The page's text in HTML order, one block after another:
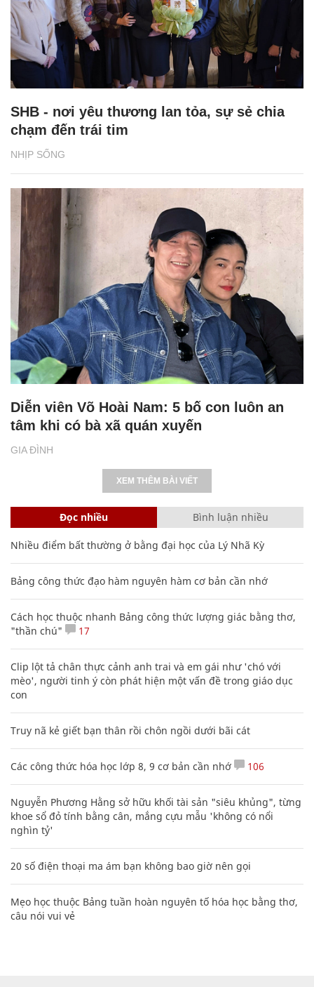
NHỊP SỐNG
SHB - nơi yêu thương lan tỏa, sự sẻ chia
chạm đến trái tim
GIA ĐÌNH
Diễn viên Võ Hoài Nam: 5 bố con luôn an
tâm khi có bà xã quán xuyến
XEM THÊM BÀI VIẾT
Đọc nhiều Bình luận nhiều
Nhiều điểm bất thường ở bằng đại học của Lý Nhã Kỳ
Bảng công thức đạo hàm nguyên hàm cơ bản cần nhớ
Cách học thuộc nhanh Bảng công thức lượng giác bằng thơ,
"thần chú"
17
Clip lột tả chân thực cảnh anh trai và em gái như 'chó với
mèo', người tinh ý còn phát hiện một vấn đề trong giáo dục
con
Truy nã kẻ giết bạn thân rồi chôn ngồi dưới bãi cát
Các công thức hóa học lớp 8, 9 cơ bản cần nhớ 106
Nguyễn Phương Hằng sở hữu khối tài sản "siêu khủng", từng
khoe sổ đỏ tính bằng cân, mắng cựu mẫu 'không có nổi
nghìn tỷ'
20 số điện thoại ma ám bạn không bao giờ nên gọi
Mẹo học thuộc Bảng tuần hoàn nguyên tố hóa học bằng thơ,
câu nói vui vẻ